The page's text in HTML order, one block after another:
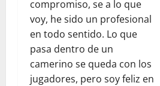
compromiso, se a lo que
voy, he sido un profesional
en todo sentido. Lo que
pasa dentro de un
camerino se queda con los
jugadores, pero soy feliz en